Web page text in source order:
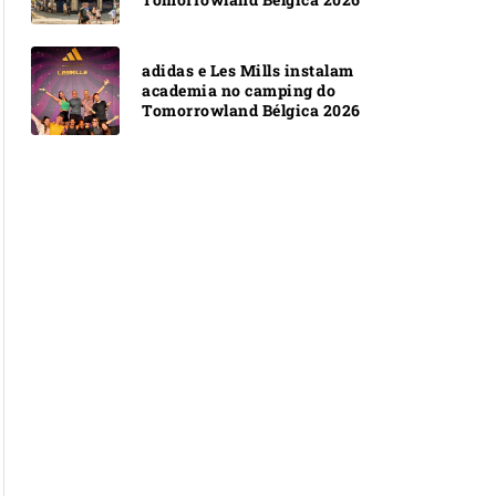
adidas e Les Mills instalam
academia no camping do
Tomorrowland Bélgica 2026